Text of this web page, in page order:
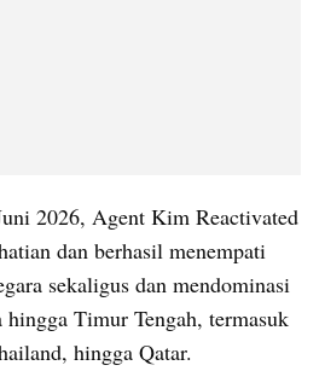
2026, Agent Kim Reactivated
dan berhasil menempati
sekaligus dan mendominasi
hingga Timur Tengah, termasuk
hingga Qatar.